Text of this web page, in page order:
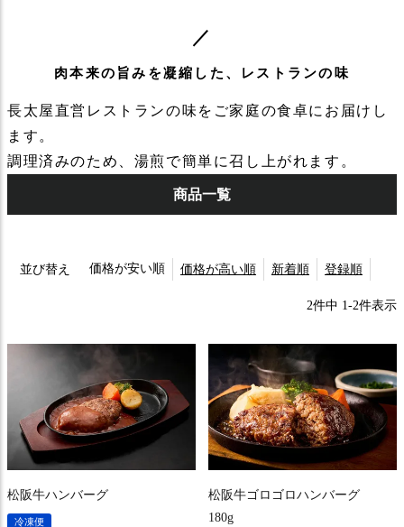
肉本来の旨みを凝縮した、レストランの味
長太屋直営レストランの味をご家庭の食卓にお届けし
ます。
調理済みのため、湯煎で簡単に召し上がれます。
商品一覧
並び替え 価格が安い順 価格が高い順 新着順 登録順
2件中 1-2件表示
松阪牛ハンバーグ
冷凍便
松阪牛ゴロゴロハンバーグ
180g